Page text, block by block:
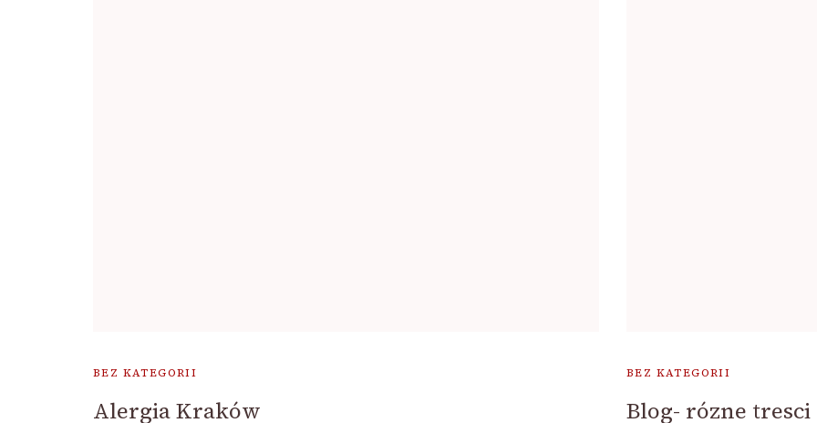
BEZ KATEGORII
Alergia Kraków
BEZ KATEGORII
Blog- rózne tresci